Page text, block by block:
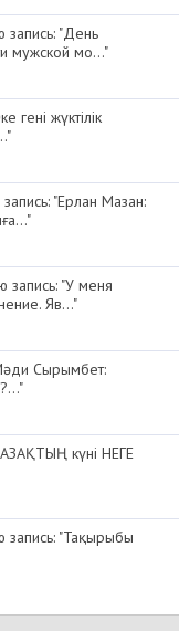
запись: "День
мужской мо..."
гені жүктілік
"Ерлан Мазан:
запись: "У меня
Яв..."
Сырымбет:
күні НЕГЕ
запись: "Тақырыбы